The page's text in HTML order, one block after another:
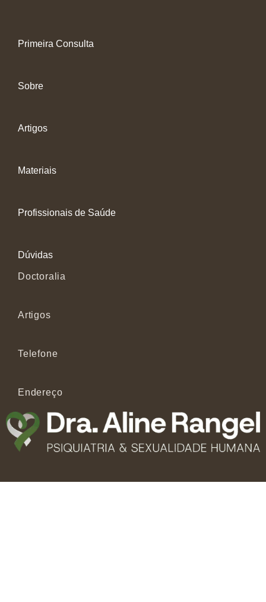
Primeira Consulta
Sobre
Artigos
Materiais
Profissionais de Saúde
Dúvidas
Doctoralia
Artigos
Telefone
Endereço